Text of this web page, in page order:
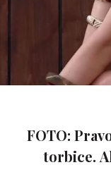
FOTO:
torbice.